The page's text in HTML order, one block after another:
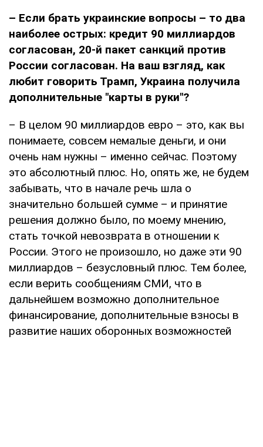
– Если брать украинские вопросы – то два
наиболее острых: кредит 90 миллиардов
согласован, 20-й пакет санкций против
России согласован. На ваш взгляд, как
любит говорить Трамп, Украина получила
дополнительные "карты в руки"?
– В целом 90 миллиардов евро – это, как вы
понимаете, совсем немалые деньги, и они
очень нам нужны – именно сейчас. Поэтому
это абсолютный плюс. Но, опять же, не будем
забывать, что в начале речь шла о
значительно большей сумме – и принятие
решения должно было, по моему мнению,
стать точкой невозврата в отношении к
России. Этого не произошло, но даже эти 90
миллиардов – безусловный плюс. Тем более,
если верить сообщениям СМИ, что в
дальнейшем возможно дополнительное
финансирование, дополнительные взносы в
развитие наших оборонных возможностей